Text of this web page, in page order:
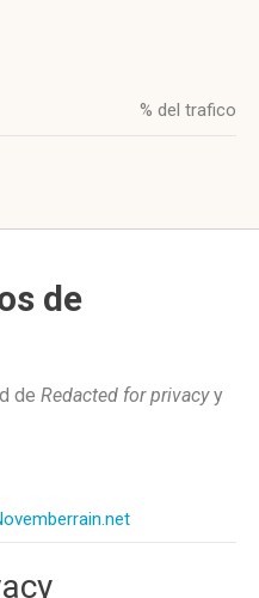
% del trafico
de
de Redacted for privacyy